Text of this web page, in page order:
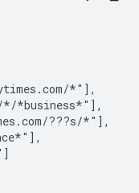
*"],
*business*"],
???s/*"],